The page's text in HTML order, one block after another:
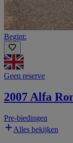
Begint:
Geen reserve
2007 Alfa
Pre-biedingen
Alles bekijken